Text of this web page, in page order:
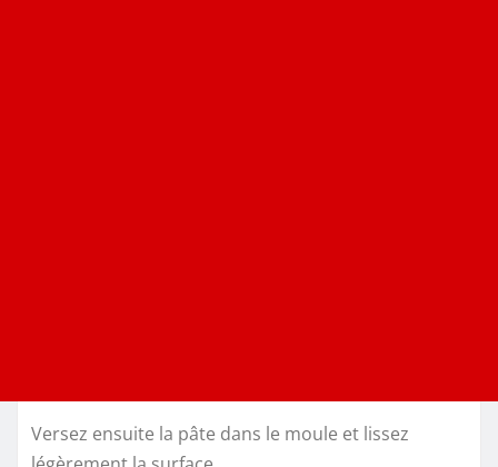
Versez ensuite la pâte dans le moule et lissez